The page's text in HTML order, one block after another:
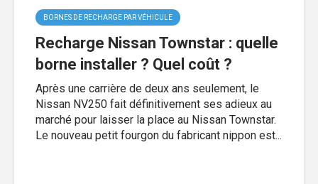
BORNES DE RECHARGE PAR VÉHICULE
Recharge Nissan Townstar : quelle
borne installer ? Quel coût ?
Après une carrière de deux ans seulement, le
Nissan NV250 fait définitivement ses adieux au
marché pour laisser la place au Nissan Townstar.
Le nouveau petit fourgon du fabricant nippon est...